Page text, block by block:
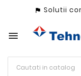
 Solutii
